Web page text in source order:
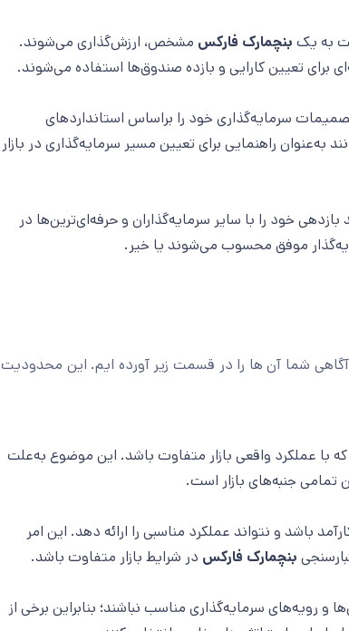
به یک بنچمارک فارکس مشخص، ارزش‌گذاری می‌شوند.
برای تعیین کارایی و بازده صندوق‌ها استفاده می‌شوند.
سرمایه‌گذاری خود را براساس استانداردهای
به‌عنوان راهنمایی برای تعیین مسیر سرمایه‌گذاری در بازار
بازدهی خود را با سایر سرمایه‌گذاران و حرفه‌ای‌ترین‌ها در
موفق محسوب می‌شوند یا خیر.
شما آن ها را در قسمت زیر آورده ایم. این محدودیت
با عملکرد واقعی بازار متفاوت باشد. این موضوع به‌علت
تمامی جنبه‌های بازار است.
باشد و نتواند عملکرد مناسبی را ارائه دهد. این امر
بنچمارک فارکس در شرایط بازار متفاوت باشد.
و رویه‌های سرمایه‌گذاری مناسب نباشند؛ بنابراین برخی از